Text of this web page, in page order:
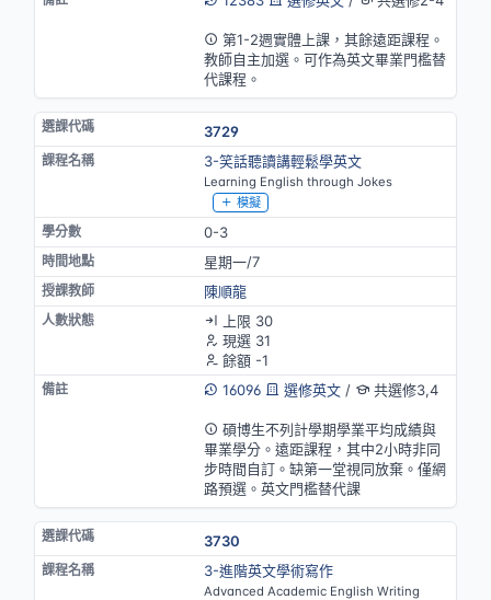
第1-2週實體上課，其餘遠距課程。
教師自主加選。可作為英文畢業門檻替
代課程。
3729
3-笑話聽讀講輕鬆學英文
Learning English through Jokes
模擬
0-3
星期一/7
陳順龍
上限 30
現選 31
餘額 -1
16096
選修英文/ 共選修3,4
碩博生不列計學期學業平均成績與
畢業學分。遠距課程，其中2小時非同
步時間自訂。缺第一堂視同放棄。僅網
路預選。英文門檻替代課
3730
3-進階英文學術寫作
Advanced Academic English Writing